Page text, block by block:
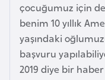
çocuğumuz için
benim 10 yıllık
yaşındaki
başvuru
2019 diye bir
d
a
G
ü